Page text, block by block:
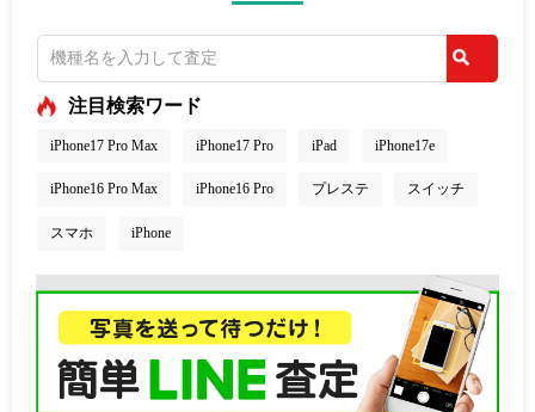
注目検索ワード
iPhone17 Pro Max iPhone17 Pro iPad iPhone17e
iPhone16 Pro Max iPhone16 Pro プレステ スイッチ
スマホ iPhone